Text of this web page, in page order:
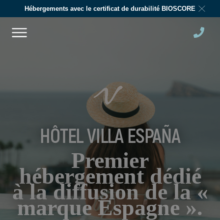
Hébergements avec le certificat de durabilité BIOSCORE
HÔTEL VILLA ESPAÑA
Premier
hébergement dédié
à la diffusion de la «
marque Espagne ».